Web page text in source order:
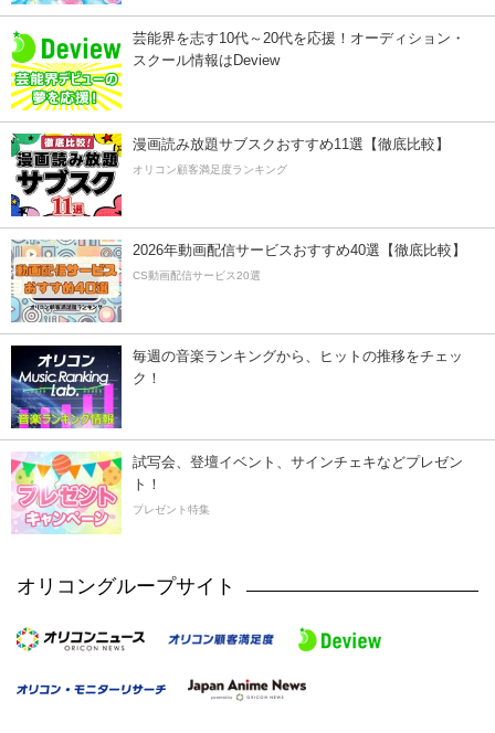
芸能界を志す10代～20代を応援！オーディション・
スクール情報はDeview
漫画読み放題サブスクおすすめ11選【徹底比較】
オリコン顧客満足度ランキング
2026年動画配信サービスおすすめ40選【徹底比較】
CS動画配信サービス20選
毎週の音楽ランキングから、ヒットの推移をチェッ
ク！
試写会、登壇イベント、サインチェキなどプレゼン
ト！
プレゼント特集
オリコングループサイト